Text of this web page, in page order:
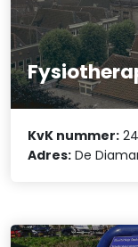
KvK nummer:
Adres: De